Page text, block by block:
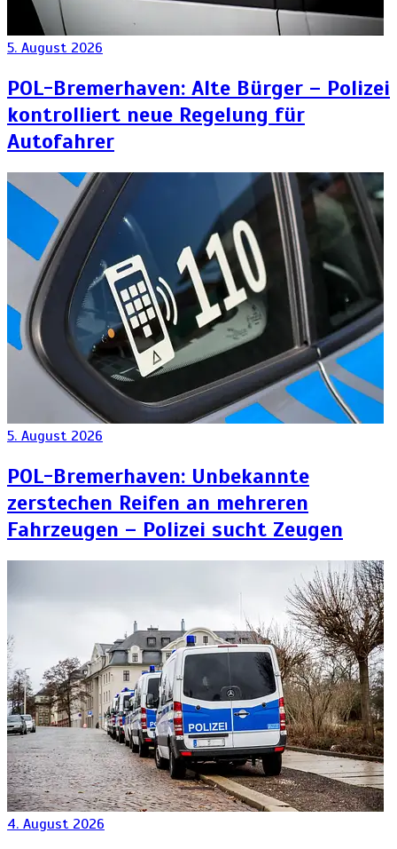
5. August 2026
POL-Bremerhaven: Alte Bürger – Polizei
kontrolliert neue Regelung für
Autofahrer
5. August 2026
POL-Bremerhaven: Unbekannte
zerstechen Reifen an mehreren
Fahrzeugen – Polizei sucht Zeugen
4. August 2026